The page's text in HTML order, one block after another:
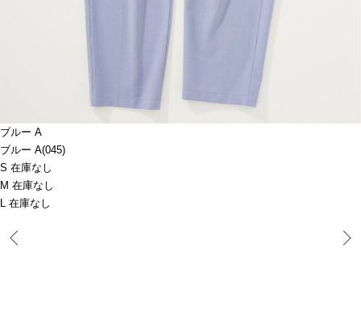
ブルー A
ブルー A(045)
S 在庫なし
M 在庫なし
L 在庫なし